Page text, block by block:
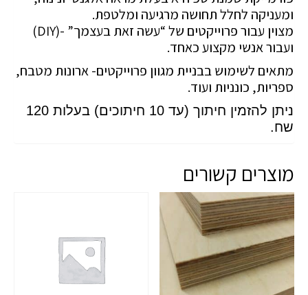
ומעניקה לחלל תחושה מרגיעה ומלטפת.
מצוין עבור פרוייקטים של “עשה זאת בעצמך” -(DIY)
ועבור אנשי מקצוע כאחד.
מתאים לשימוש בבניית מגוון פרוייקטים- ארונות מטבח,
ספריות, כונניות ועוד.
ניתן להזמין חיתוך (עד 10 חיתוכים) בעלות 120
שח.
מוצרים קשורים